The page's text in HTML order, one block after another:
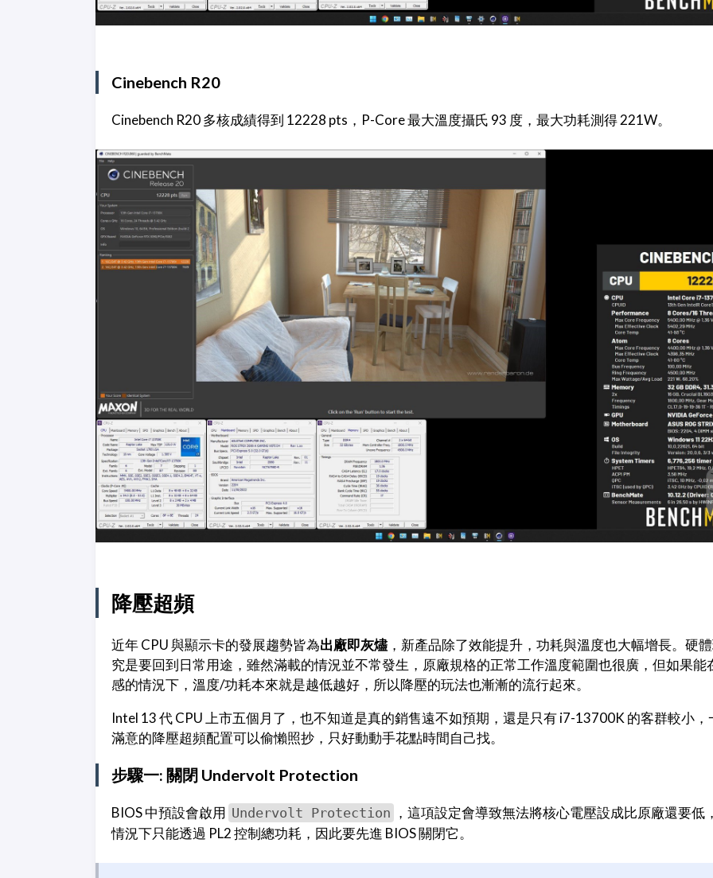
Cinebench R20
Cinebench R20 多核成績得到 12228 pts，P-Core 最大溫度攝氏 93 度，最大功耗測得 221W。
降壓超頻
近年 CPU 與顯示卡的發展趨勢皆為出廠即灰燼 ，新產品除了效能提升，功耗與溫度也大幅增長。硬
究是要回到日常用途，雖然滿載的情況並不常發生，原廠規格的正常工作溫度範圍也很廣，但如果能
感的情況下，溫度/功耗本來就是越低越好，所以降壓的玩法也漸漸的流行起來。
Intel 13 代 CPU 上市五個月了，也不知道是真的銷售遠不如預期，還是只有 i7-13700K 的客群較小，
滿意的降壓超頻配置可以偷懶照抄，只好動動手花點時間自己找。
步驟一: 關閉 Undervolt Protection
BIOS 中預設會啟用 Undervolt Protection ，這項設定會導致無法將核心電壓設成比原廠還要低
情況下只能透過 PL2 控制總功耗，因此要先進 BIOS 關閉它。